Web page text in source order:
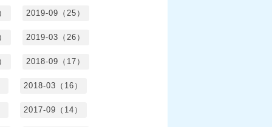
2019-09（25）
2019-03（26）
2018-09（17）
2018-03（16）
2017-09（14）